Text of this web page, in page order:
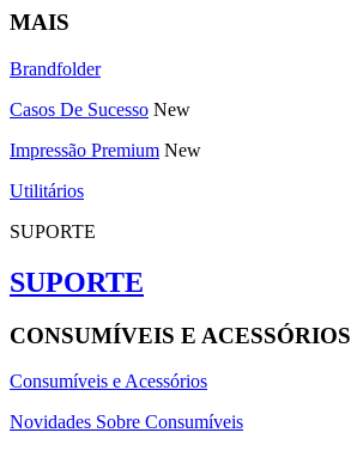
MAIS
Brandfolder
Casos De Sucesso New
Impressão Premium New
Utilitários
SUPORTE
SUPORTE
CONSUMÍVEIS E ACESSÓRIOS
Consumíveis e Acessórios
Novidades Sobre Consumíveis